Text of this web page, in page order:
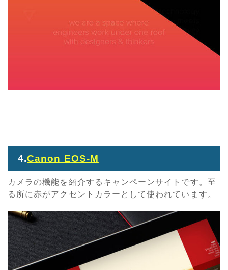
4.Canon EOS-M
カメラの機能を紹介するキャンペーンサイトです。至
る所に赤がアクセントカラーとして使われています。